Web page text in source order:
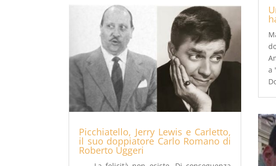
Picchiatello, Jerry Lewis e Carletto,
il suo doppiatore Carlo Romano di
Roberto Uggeri
a